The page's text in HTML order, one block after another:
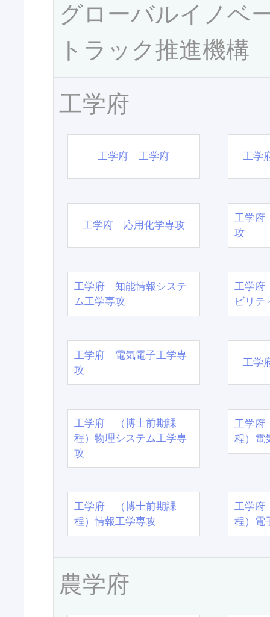
グローバルイノベ
トラック推進機構
工学府
工学府 工学府 工学
工学府 応用化学専攻
工学府
攻
工学府 知能情報システ
ム工学専攻
工学府
ビリテ
工学府 電気電子工学専
攻
工学
工学府 （博士前期課
程）物理システム工学専
攻
工学
程）電
工学府 （博士前期課
程）情報工学専攻
工学
程）電
農学府